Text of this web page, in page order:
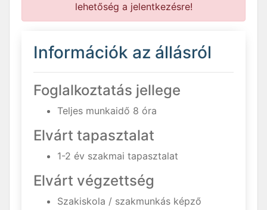
lehetőség a jelentkezésre!
Információk az állásról
Foglalkoztatás jellege
Teljes munkaidő 8 óra
Elvárt tapasztalat
1-2 év szakmai tapasztalat
Elvárt végzettség
Szakiskola / szakmunkás képző